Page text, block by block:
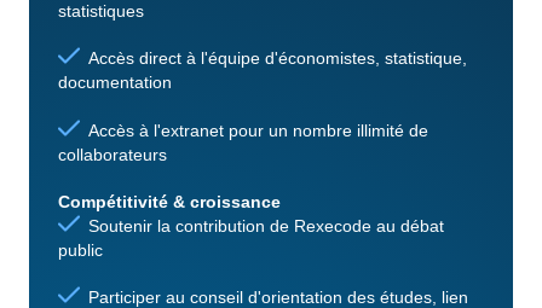
statistiques
Accès direct à l'équipe d'économistes, statistique,
documentation
Accès à l'extranet pour un nombre illimité de
collaborateurs
Compétitivité & croissance
Soutenir la contribution de Rexecode au débat
public
Participer au conseil d'orientation des études, lien